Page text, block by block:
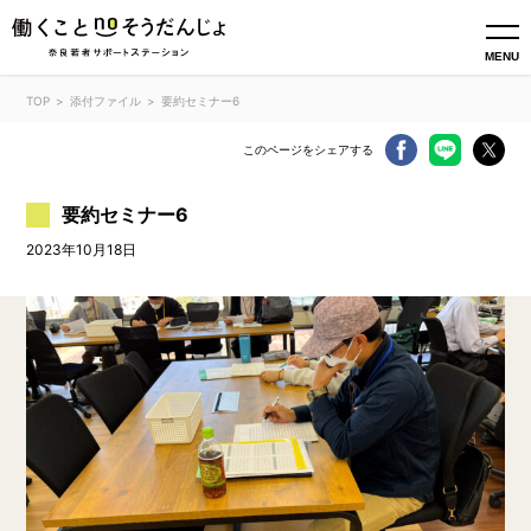
MENU
TOP 添付ファイル 要約セミナー6
このページをシェアする
要約セミナー6
2023年10月18日